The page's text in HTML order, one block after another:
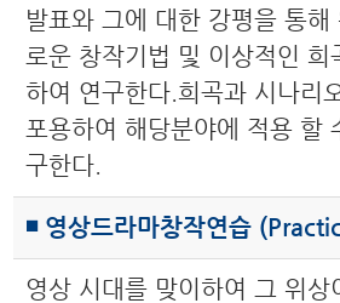
발표와 그에 대한 강평을 통
로운 창작기법 및 이상적인
하여 연구한다.희곡과 시나리
포용하여 해당분야에 적용 할
구한다.
◾ 영상드라마창작연습
영상 시대를 맞이하여 그 위